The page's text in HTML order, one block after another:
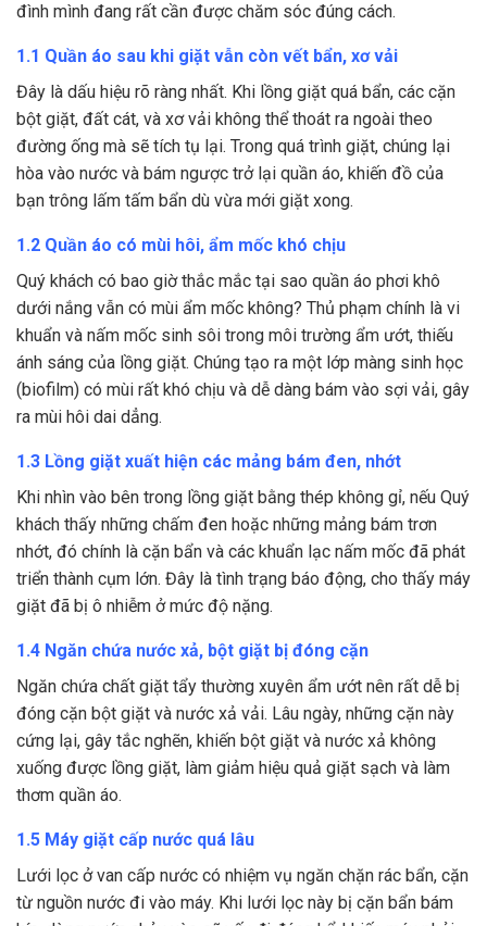
đình mình đang rất cần được chăm sóc đúng cách.
1.1 Quần áo sau khi giặt vẫn còn vết bẩn, xơ vải
Đây là dấu hiệu rõ ràng nhất. Khi lồng giặt quá bẩn, các cặn
bột giặt, đất cát, và xơ vải không thể thoát ra ngoài theo
đường ống mà sẽ tích tụ lại. Trong quá trình giặt, chúng lại
hòa vào nước và bám ngược trở lại quần áo, khiến đồ của
bạn trông lấm tấm bẩn dù vừa mới giặt xong.
1.2 Quần áo có mùi hôi, ẩm mốc khó chịu
Quý khách có bao giờ thắc mắc tại sao quần áo phơi khô
dưới nắng vẫn có mùi ẩm mốc không? Thủ phạm chính là vi
khuẩn và nấm mốc sinh sôi trong môi trường ẩm ướt, thiếu
ánh sáng của lồng giặt. Chúng tạo ra một lớp màng sinh học
(biofilm) có mùi rất khó chịu và dễ dàng bám vào sợi vải, gây
ra mùi hôi dai dẳng.
1.3 Lồng giặt xuất hiện các mảng bám đen, nhớt
Khi nhìn vào bên trong lồng giặt bằng thép không gỉ, nếu Quý
khách thấy những chấm đen hoặc những mảng bám trơn
nhớt, đó chính là cặn bẩn và các khuẩn lạc nấm mốc đã phát
triển thành cụm lớn. Đây là tình trạng báo động, cho thấy máy
giặt đã bị ô nhiễm ở mức độ nặng.
1.4 Ngăn chứa nước xả, bột giặt bị đóng cặn
Ngăn chứa chất giặt tẩy thường xuyên ẩm ướt nên rất dễ bị
đóng cặn bột giặt và nước xả vải. Lâu ngày, những cặn này
cứng lại, gây tắc nghẽn, khiến bột giặt và nước xả không
xuống được lồng giặt, làm giảm hiệu quả giặt sạch và làm
thơm quần áo.
1.5 Máy giặt cấp nước quá lâu
Lưới lọc ở van cấp nước có nhiệm vụ ngăn chặn rác bẩn, cặn
từ nguồn nước đi vào máy. Khi lưới lọc này bị cặn bẩn bám